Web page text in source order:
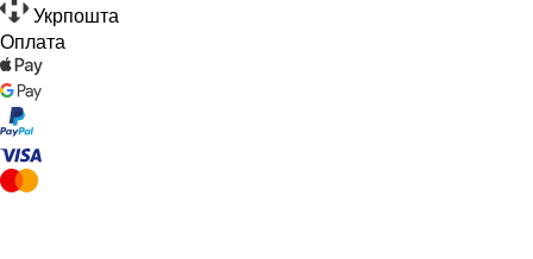
Укрпошта
Оплата